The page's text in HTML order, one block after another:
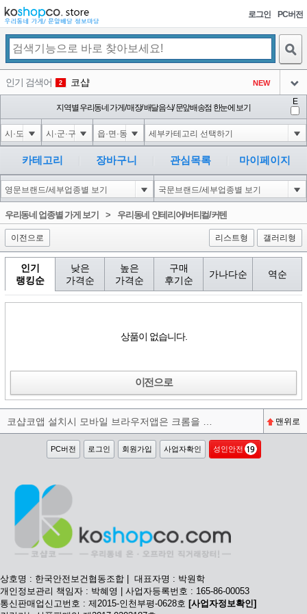
로그인 PC버전
인기 검색어 2 코샵 NEW
3 익스
아이콘
4 은계타운
아이콘
5 미끄럼방지
아이콘
NEW
6 대성설렁탕
아이콘
-16
1
지역별 우리동네 가게/ 매장/ 배달음식/ 문앞배송점 한눈에 보기
E
카테고리 장바구니 관심목록 마이페이지
우리동네 업종별 가게 보기 > 우리동네 인테리어/버티컬/커텐
이전으로 리스트형 갤러리형
인기
랭킹순
낮은
가격순
높은
가격순
구매
후기순
가나다순 역순
상품이 없습니다.
이전으로
맨위로
PC버전 로그인 회원가입 사업자확인 성인안전
상호명 : 한국안전보건협동조합 | 대표자명 : 박원학
개인정보관리 책임자 : 박혜영 | 사업자등록번호 : 165-86-00053
통신판매업신고번호 : 제2015-인천부평-0628호 [사업자정보확인]